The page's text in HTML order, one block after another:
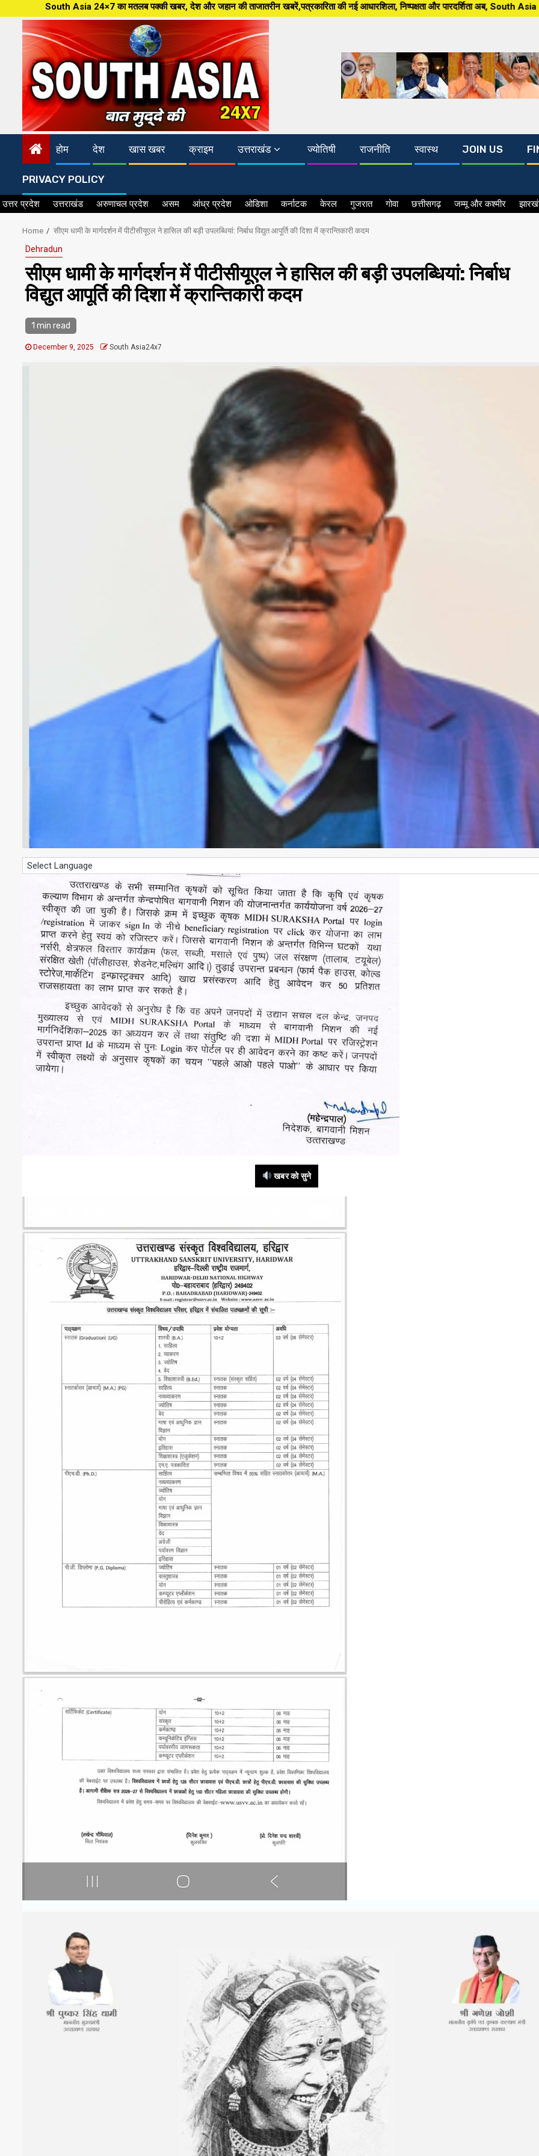
to
content
Asia 24×7 का मतलब पक्की खबर, देश और जहान की ताजातरीन खबरें,पत्रकारिता की नई आधारशिला, निष्पक्षता और पारदर्शिता अब, South Asia 24×7 पर
होम देश खास खबर क्राइम उत्तराखंड ज्योतिषी राजनीति स्वास्थ JOIN US
PRIVACY POLICY
उत्तर प्रदेश उत्तराखंड अरुणाचल प्रदेश असम आंध्र प्रदेश ओडिशा कर्नाटक केरल गुजरात गोवा छत्तीसगढ़ जम्मू और कश्मीर
Home सीएम धामी के मार्गदर्शन में पीटीसीयूएल ने हासिल की बड़ी उपलब्धियां: निर्बाध विद्युत आपूर्ति की दिशा में क्रान्तिकारी कदम
Dehradun
सीएम धामी के मार्गदर्शन में पीटीसीयूएल ने हासिल की बड़ी उपलब्धियां: निर्बाध
विद्युत आपूर्ति की दिशा में क्रान्तिकारी कदम
1 min read
December 9, 2025 South Asia24x7
खबर को सुने